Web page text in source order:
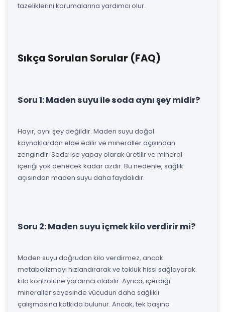
tazeliklerini korumalarına yardımcı olur.
Sıkça Sorulan Sorular (FAQ)
Soru 1: Maden suyu ile soda aynı şey midir?
Hayır, aynı şey değildir. Maden suyu doğal
kaynaklardan elde edilir ve mineraller açısından
zengindir. Soda ise yapay olarak üretilir ve mineral
içeriği yok denecek kadar azdır. Bu nedenle, sağlık
açısından maden suyu daha faydalıdır.
Soru 2: Maden suyu içmek kilo verdirir mi?
Maden suyu doğrudan kilo verdirmez, ancak
metabolizmayı hızlandırarak ve tokluk hissi sağlayarak
kilo kontrolüne yardımcı olabilir. Ayrıca, içerdiği
mineraller sayesinde vücudun daha sağlıklı
çalışmasına katkıda bulunur. Ancak, tek başına